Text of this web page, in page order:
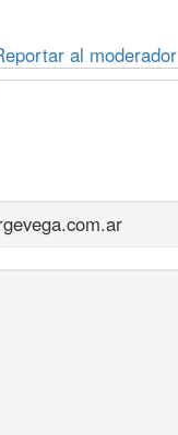
al moderador